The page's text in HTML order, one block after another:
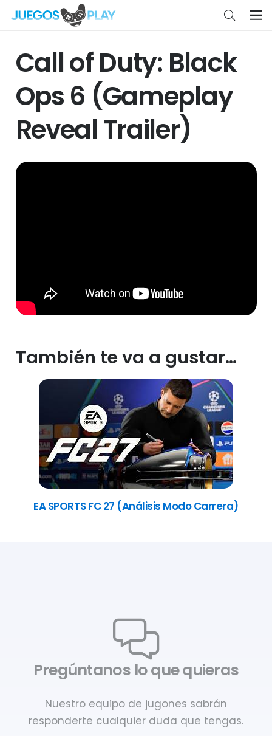
Call of Duty: Black
Ops 6 (Gameplay
Reveal Trailer)
También te va a gustar…
EA SPORTS FC 27 (Análisis Modo Carrera)
Pregúntanos lo que quieras
Nuestro equipo de jugones sabrán
responderte cualquier duda que tengas.